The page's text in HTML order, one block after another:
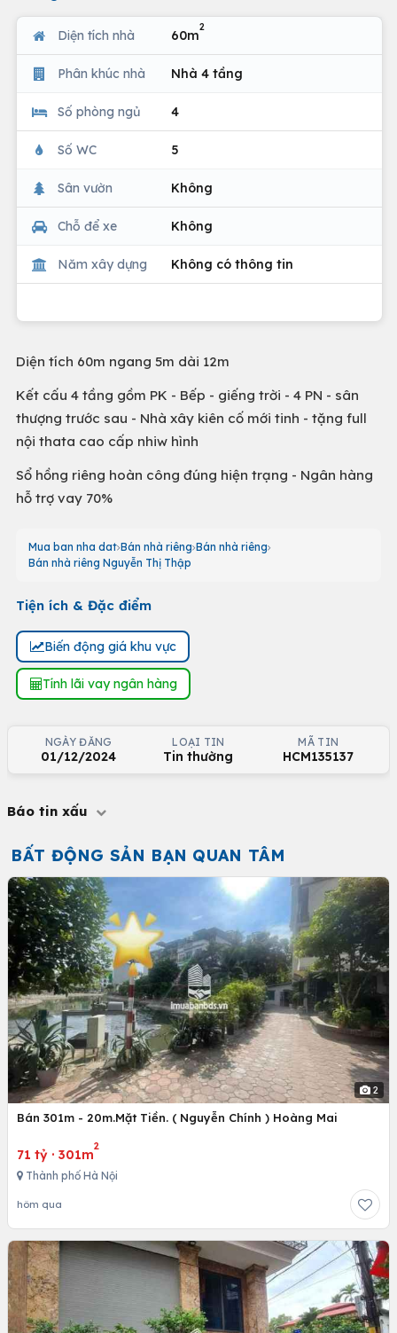
Diện tích nhà 60m
2
Phân khúc nhà Nhà 4 tầng
Số phòng ngủ 4
Số WC 5
Sân vườn Không
Chỗ để xe Không
Năm xây dựng Không có thông tin
Diện tích 60m ngang 5m dài 12m
Kết cấu 4 tầng gồm PK - Bếp - giếng trời - 4 PN - sân
thượng trước sau - Nhà xây kiên cố mới tinh - tặng full
nội thata cao cấp nhiw hình
Sổ hồng riêng hoàn công đúng hiện trạng - Ngân hàng
hỗ trợ vay 70%
Mua ban nha dat Bán nhà riêng Bán nhà riêng
Bán nhà riêng Nguyễn Thị Thập
Tiện ích & Đặc điểm
Biến động giá khu vực
Tính lãi vay ngân hàng
NGÀY ĐĂNG
01/12/2024
LOẠI TIN
Tin thường
MÃ TIN
HCM135137
Báo tin xấu
BẤT ĐỘNG SẢN BẠN QUAN TÂM
2
Bán 301m - 20m.Mặt Tiền. ( Nguyễn Chính ) Hoàng Mai
71 tỷ · 301m
2
Thành phố Hà Nội
hôm qua